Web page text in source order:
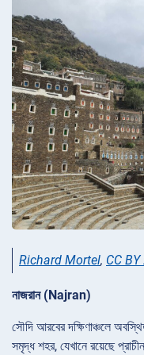
Richard Mortel, CC
নাজরান (Najran)
সৌদি আরবের দক্ষিণাঞ্চলে
সমৃদ্ধ শহর, যেখানে রয়েছে